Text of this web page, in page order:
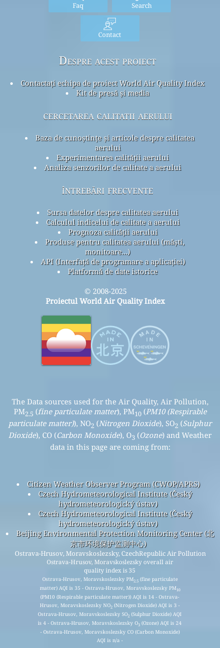
Faq Search
Contact
Despre acest proiect
Contactați echipa de proiect World Air Quality Index
Kit de presă și media
cercetarea calitatii aerului
Baza de cunoștințe și articole despre calitatea
aerului
Experimentarea calității aerului
Analiza senzorilor de calitate a aerului
întrebări frecvente
Sursa datelor despre calitatea aerului
Calculul indicelui de calitate a aerului
Prognoza calității aerului
Produse pentru calitatea aerului (măști,
monitoare...)
API (Interfață de programare a aplicației)
Platformă de date istorice
© 2008-2025
Proiectul World Air Quality Index
The Data sources used for the Air Quality, Air Pollution,
PM2.5 (fine particulate matter), PM10(PM10 (Respirable
particulate matter)), NO2 (Nitrogen Dioxide), SO2 (Sulphur
Dioxide), CO (Carbon Monoxide), O3 (Ozone) and Weather
data in this page are coming from:
Citizen Weather Observer Program (CWOP/APRS)
Czech Hydrometeorological Institute (Český
hydrometeorologický ústav)
Czech Hydrometeorological Institute (Český
hydrometeorologický ústav)
Beijing Environmental Protection Monitoring Center (北
京市环境保护监测中心)
Ostrava-Hrusov, Moravskoslezsky, CzechRepublic Air Pollution
Ostrava-Hrusov, Moravskoslezsky overall air
quality index is 35
Ostrava-Hrusov, Moravskoslezsky PM2.5(fine particulate
matter) AQI is 35 - Ostrava-Hrusov, Moravskoslezsky PM10
(PM10 (Respirable particulate matter)) AQI is 14 - Ostrava-
Hrusov, Moravskoslezsky NO2 (Nitrogen Dioxide) AQI is 3 -
Ostrava-Hrusov, Moravskoslezsky SO2 (Sulphur Dioxide) AQI
is 4 - Ostrava-Hrusov, Moravskoslezsky O3 (Ozone) AQI is 24
- Ostrava-Hrusov, Moravskoslezsky CO (Carbon Monoxide)
AQI is n/a -